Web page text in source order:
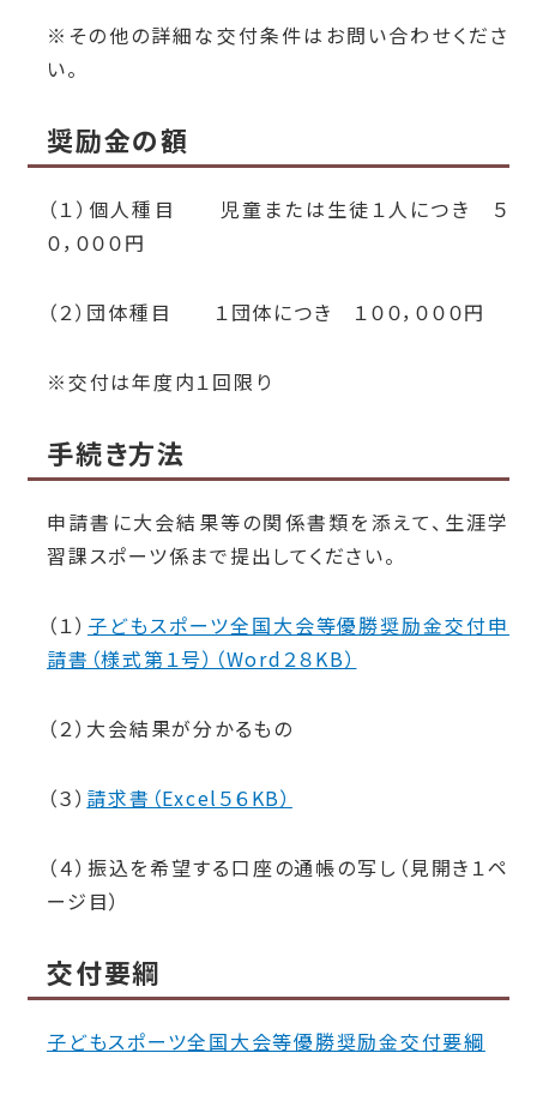
※その他の詳細な交付条件はお問い合わせくださ
い。
奨励金の額
（１）個人種目 児童または生徒１人につき ５
０，０００円
（２）団体種目 １団体につき １００，０００円
※交付は年度内１回限り
手続き方法
申請書に大会結果等の関係書類を添えて、生涯学
習課スポーツ係まで提出してください。
（１） 子どもスポーツ全国大会等優勝奨励金交付申
請書（様式第１号）（Word２８KB）
（２）大会結果が分かるもの
（３） 請求書（Excel５６KB）
（４）振込を希望する口座の通帳の写し（見開き１ペ
ージ目）
交付要綱
子どもスポーツ全国大会等優勝奨励金交付要綱